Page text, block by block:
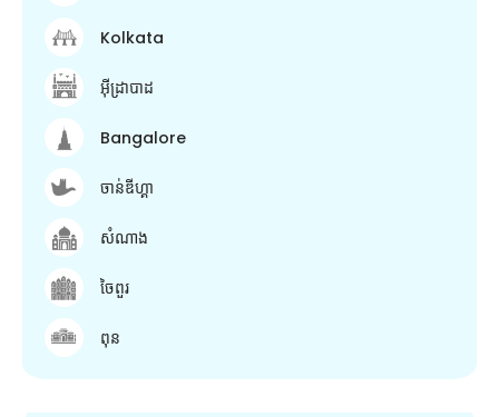
Kolkata
អ៊ីដ្រាបាដ
Bangalore
ចាន់ឌីហ្គា
សំណាង
ចៃពួរ
ពុន